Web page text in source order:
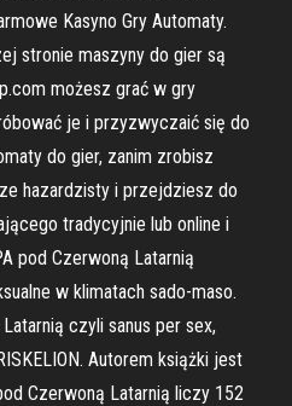
Kasyno Gry Automaty.
stronie maszyny do gier są
możesz grać w gry
je i przyzwyczaić się do
do gier, zanim zrobisz
hazardzisty i przejdziesz do
tradycyjnie lub online i
pod Czerwoną Latarnią
w klimatach sado-maso.
czyli sanus per sex,
Autorem książki jest
Czerwoną Latarnią liczy 152